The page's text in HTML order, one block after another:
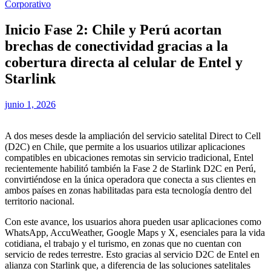
Corporativo
Inicio Fase 2: Chile y Perú acortan
brechas de conectividad gracias a la
cobertura directa al celular de Entel y
Starlink
junio 1, 2026
A dos meses desde la ampliación del servicio satelital Direct to Cell
(D2C) en Chile, que permite a los usuarios utilizar aplicaciones
compatibles en ubicaciones remotas sin servicio tradicional, Entel
recientemente habilitó también la Fase 2 de Starlink D2C en Perú,
convirtiéndose en la única operadora que conecta a sus clientes en
ambos países en zonas habilitadas para esta tecnología dentro del
territorio nacional.
Con este avance, los usuarios ahora pueden usar aplicaciones como
WhatsApp, AccuWeather, Google Maps y X, esenciales para la vida
cotidiana, el trabajo y el turismo, en zonas que no cuentan con
servicio de redes terrestre. Esto gracias al servicio D2C de Entel en
alianza con Starlink que, a diferencia de las soluciones satelitales